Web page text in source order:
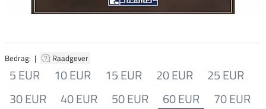
Bedrag: | Raadgever
5 EUR 10 EUR 15 EUR 20 EUR
25 EUR
30 EUR
40 EUR 50 EUR 60 EUR
70 EUR